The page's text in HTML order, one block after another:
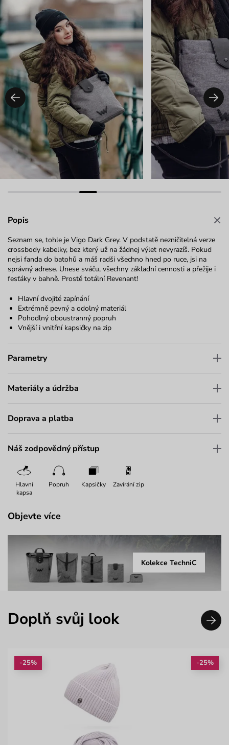
Popis
Seznam se, tohle je Vigo Dark Grey. V podstatě nezničitelná verze
crossbody kabelky, bez který už na žádnej výlet nevyrazíš. Pokud
nejsi fanda do batohů a máš radši všechno hned po ruce, jsi na
správný adrese. Unese sváču, všechny základní cennosti a přežije i
fesťáky v bahně. Prostě totální Revenant!
Hlavní dvojité zapínání
Extrémně pevný a odolný materiál
Pohodlný oboustranný popruh
Vnější i vnitřní kapsičky na zip
Parametry
Materiály a údržba
Doprava a platba
Náš zodpovědný přístup
Hlavní
kapsa
Popruh Kapsičky Zavírání zip
Objevte více
Kolekce TechniC
Doplň svůj look
-25% -25%